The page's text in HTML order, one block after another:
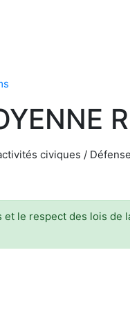
civiques /
le respect des lois